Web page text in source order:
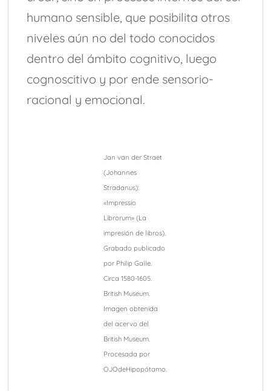
humano sensible, que posibilita otros
niveles aún no del todo conocidos
dentro del ámbito cognitivo, luego
cognoscitivo y por ende sensorio-
racional y emocional.
Jan van der Straet
(Johannes
Stradanus):
«Impressio
Librorum» (La
impresión de libros).
Grabado publicado
por Philip Galle.
Circa 1580-1605.
British Museum.
Imagen obtenida
del acervo del
British Museum.
Procesada por
OJOdeHipopótamo.